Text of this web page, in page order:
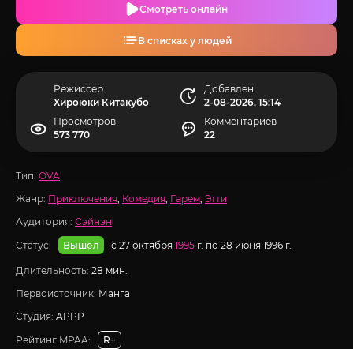
Смотреть онлайн
В списках у людей
Режиссер
Хироюки Китакубо
Добавлен
2-08-2026, 15:14
Просмотров
573 770
Комментариев
22
Тип: OVA
Жанр: Приключения, Комедия, Гарем, Этти
Аудитория: Сэйнэн
Статус:
Вышел с 27 октября 1995 г. по 28 июня 1996 г.
Длительность: 28 мин.
Первоисточник: Манга
Студия: APPP
Рейтинг MPAA:
R+